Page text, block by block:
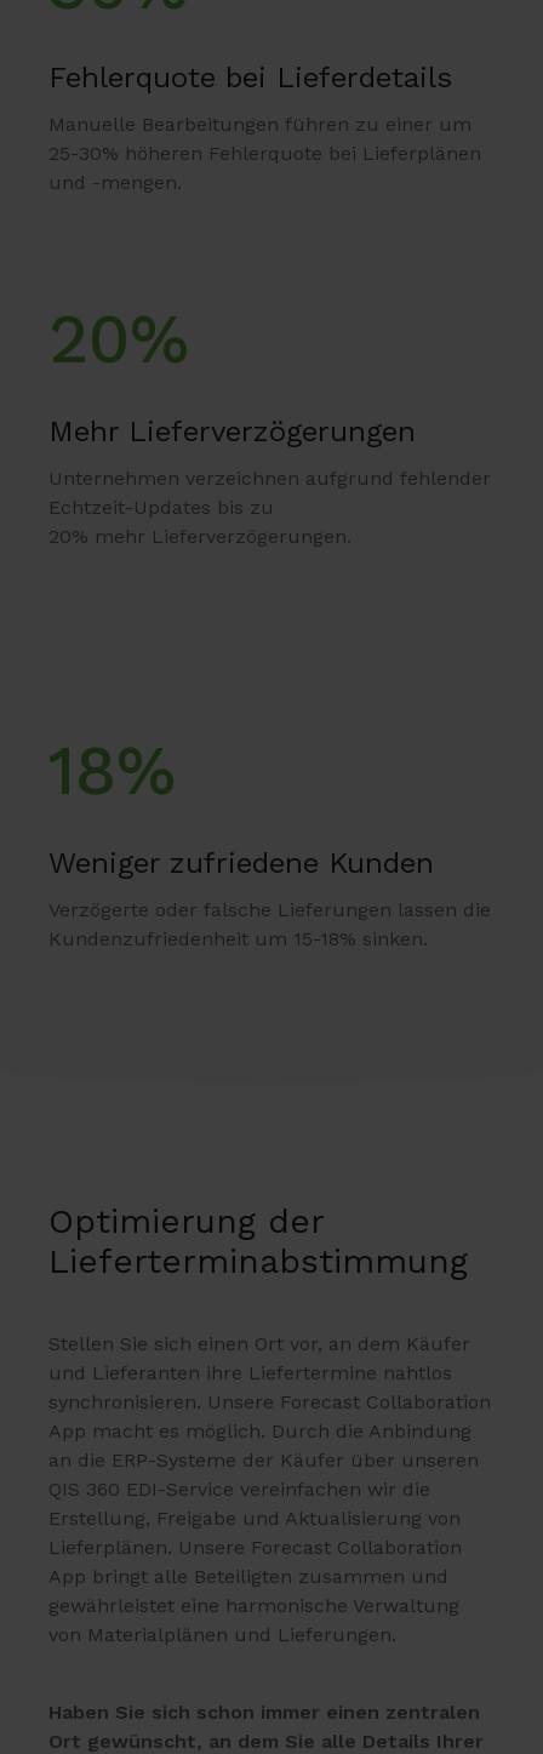
Fehlerquote bei Lieferdetails
Manuelle Bearbeitungen führen zu einer um
25-30% höheren Fehlerquote bei Lieferplänen
und -mengen.
20%
Mehr Lieferverzögerungen
Unternehmen verzeichnen aufgrund fehlender
Echtzeit-Updates bis zu
20% mehr Lieferverzögerungen.
18%
Weniger zufriedene Kunden
Verzögerte oder falsche Lieferungen lassen die
Kundenzufriedenheit um 15-18% sinken.
Optimierung der
Lieferterminabstimmung
Stellen Sie sich einen Ort vor, an dem Käufer
und Lieferanten ihre Liefertermine nahtlos
synchronisieren. Unsere Forecast Collaboration
App macht es möglich. Durch die Anbindung
an die ERP-Systeme der Käufer über unseren
QIS 360 EDI-Service vereinfachen wir die
Erstellung, Freigabe und Aktualisierung von
Lieferplänen. Unsere Forecast Collaboration
App bringt alle Beteiligten zusammen und
gewährleistet eine harmonische Verwaltung
von Materialplänen und Lieferungen.
Haben Sie sich schon immer einen zentralen
Ort gewünscht, an dem Sie alle Details Ihrer